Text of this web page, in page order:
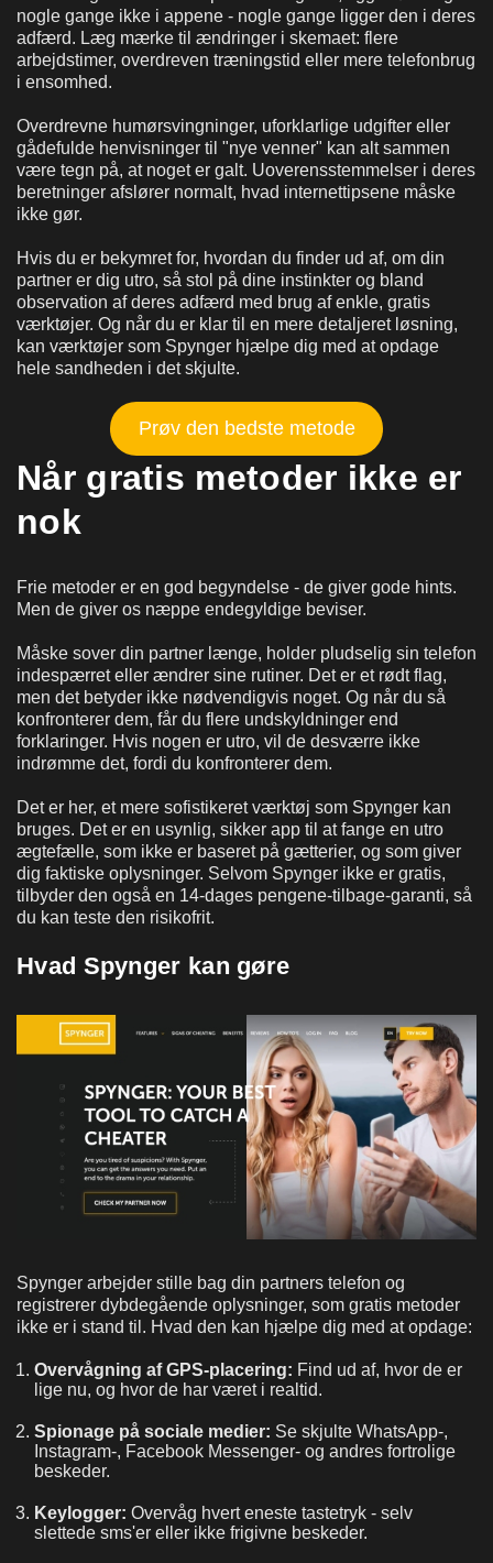
nogle gange ikke i appene - nogle gange ligger den i deres
adfærd. Læg mærke til ændringer i skemaet: flere
arbejdstimer, overdreven træningstid eller mere telefonbrug
i ensomhed.
Overdrevne humørsvingninger, uforklarlige udgifter eller
gådefulde henvisninger til "nye venner" kan alt sammen
være tegn på, at noget er galt. Uoverensstemmelser i deres
beretninger afslører normalt, hvad internettipsene måske
ikke gør.
Hvis du er bekymret for, hvordan du finder ud af, om din
partner er dig utro, så stol på dine instinkter og bland
observation af deres adfærd med brug af enkle, gratis
værktøjer. Og når du er klar til en mere detaljeret løsning,
kan værktøjer som Spynger hjælpe dig med at opdage
hele sandheden i det skjulte.
Prøv den bedste metode
Når gratis metoder ikke er
nok
Frie metoder er en god begyndelse - de giver gode hints.
Men de giver os næppe endegyldige beviser.
Måske sover din partner længe, holder pludselig sin telefon
indespærret eller ændrer sine rutiner. Det er et rødt flag,
men det betyder ikke nødvendigvis noget. Og når du så
konfronterer dem, får du flere undskyldninger end
forklaringer. Hvis nogen er utro, vil de desværre ikke
indrømme det, fordi du konfronterer dem.
Det er her, et mere sofistikeret værktøj som Spynger kan
bruges. Det er en usynlig, sikker app til at fange en utro
ægtefælle, som ikke er baseret på gætterier, og som giver
dig faktiske oplysninger. Selvom Spynger ikke er gratis,
tilbyder den også en 14-dages pengene-tilbage-garanti, så
du kan teste den risikofrit.
Hvad Spynger kan gøre
Spynger arbejder stille bag din partners telefon og
registrerer dybdegående oplysninger, som gratis metoder
ikke er i stand til. Hvad den kan hjælpe dig med at opdage:
Overvågning af GPS-placering: Find ud af, hvor de er
lige nu, og hvor de har været i realtid.
Spionage på sociale medier: Se skjulte WhatsApp-,
Instagram-, Facebook Messenger- og andres fortrolige
beskeder.
Keylogger: Overvåg hvert eneste tastetryk - selv
slettede sms'er eller ikke frigivne beskeder.